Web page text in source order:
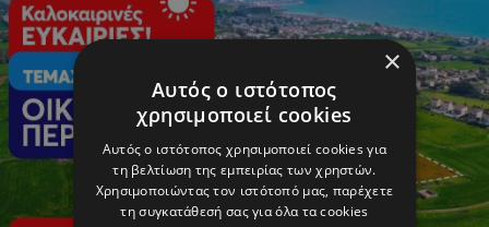
×
Αυτός ο ιστότοπος
χρησιμοποιεί cookies
Αυτός ο ιστότοπος χρησιμοποιεί cookies για
τη βελτίωση της εμπειρίας των χρηστών.
Χρησιμοποιώντας τον ιστότοπό μας, παρέχετε
τη συγκατάθεσή σας για όλα τα cookies